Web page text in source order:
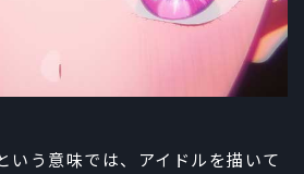
いう意味では、アイドルを描いて